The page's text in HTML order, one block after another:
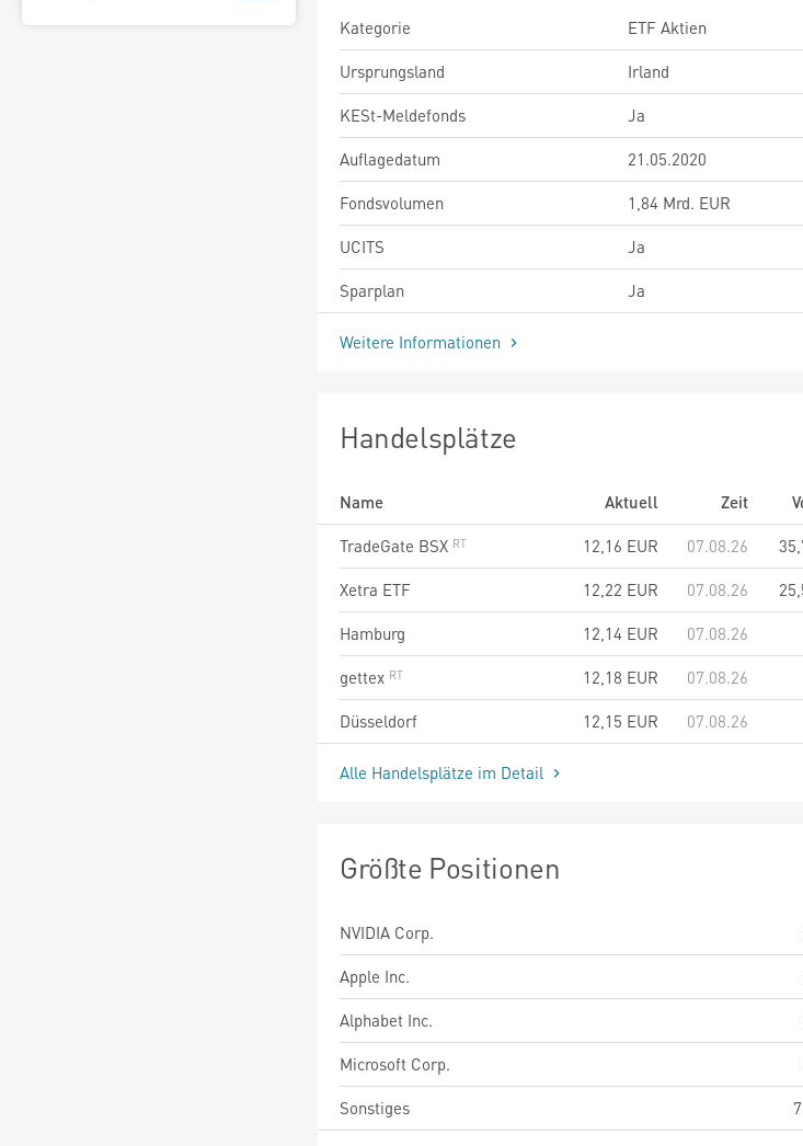
Kategorie
ETF Aktien
Ursprungsland
Irland
KESt-Meldefonds
Ja
Auflagedatum
21.05.2020
Fondsvolumen
1,84 Mrd. EUR
UCITS
Ja
Sparplan
Ja
Weitere Informationen
Handelsplätze
Name Aktuell Zeit
TradeGate BSX
12,16 EUR 07.08.26
Xetra ETF
12,22 EUR 07.08.26
Hamburg
12,14 EUR 07.08.26
gettex
12,18 EUR 07.08.26
Düsseldorf
12,15 EUR 07.08.26
Alle Handelsplätze im Detail
Größte Positionen
NVIDIA Corp.
Apple Inc.
Alphabet Inc.
Microsoft Corp.
Sonstiges